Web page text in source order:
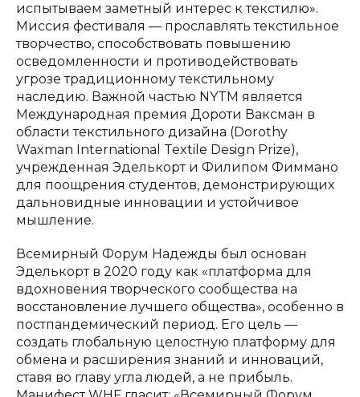
испытываем заметный интерес к текстилю».
Миссия фестиваля — прославлять текстильное
творчество, способствовать повышению
осведомленности и противодействовать
угрозе традиционному текстильному
наследию. Важной частью NYTM является
Международная премия Дороти Ваксман в
области текстильного дизайна (Dorothy
Waxman International Textile Design Prize),
учрежденная Эделькорт и Филипом Фиммано
для поощрения студентов, демонстрирующих
дальновидные инновации и устойчивое
мышление.
Всемирный Форум Надежды был основан
Эделькорт в 2020 году как «платформа для
вдохновения творческого сообщества на
восстановление лучшего общества», особенно в
постпандемический период. Его цель —
создать глобальную целостную платформу для
обмена и расширения знаний и инноваций,
ставя во главу угла людей, а не прибыль.